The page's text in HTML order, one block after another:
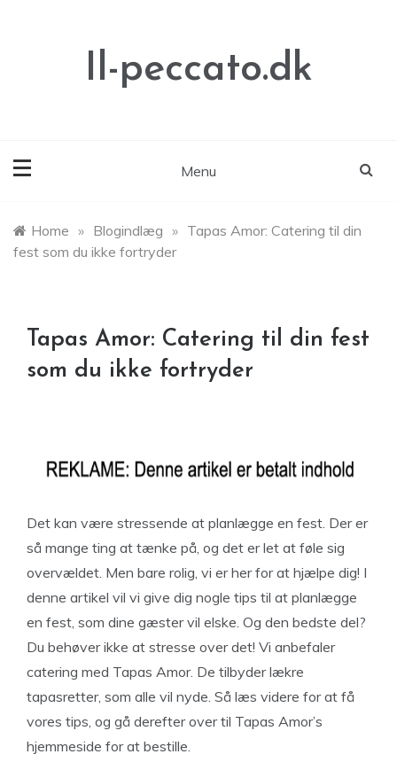
Il-peccato.dk
Menu
Home » Blogindlæg » Tapas Amor: Catering til din
fest som du ikke fortryder
Tapas Amor: Catering til din fest
som du ikke fortryder
Det kan være stressende at planlægge en fest. Der er
så mange ting at tænke på, og det er let at føle sig
overvældet. Men bare rolig, vi er her for at hjælpe dig! I
denne artikel vil vi give dig nogle tips til at planlægge
en fest, som dine gæster vil elske. Og den bedste del?
Du behøver ikke at stresse over det! Vi anbefaler
catering med Tapas Amor. De tilbyder lækre
tapasretter, som alle vil nyde. Så læs videre for at få
vores tips, og gå derefter over til Tapas Amor’s
hjemmeside for at bestille.